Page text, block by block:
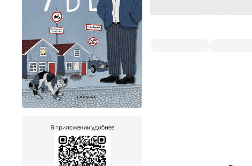
В приложении удобнее